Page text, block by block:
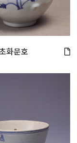
화문호